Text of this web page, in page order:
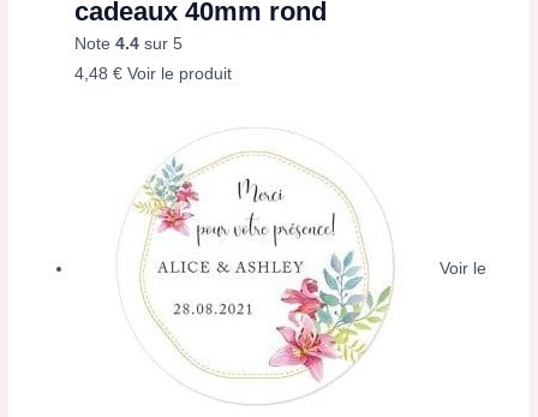
cadeaux 40mm rond
Note4.4 sur 5
4,48€ Voir le produit
Voir le